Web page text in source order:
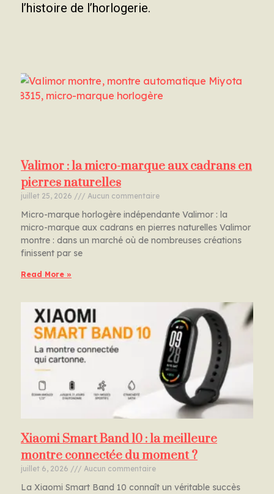
l’histoire de l’horlogerie.
Valimor : la micro-marque aux cadrans en
pierres naturelles
juillet 25, 2026 Aucun commentaire
Micro-marque horlogère indépendante Valimor : la
micro-marque aux cadrans en pierres naturelles Valimor
montre : dans un marché où de nombreuses créations
finissent par se
Read More »
Xiaomi Smart Band 10 : la meilleure
montre connectée du moment ?
juillet 6, 2026 Aucun commentaire
La Xiaomi Smart Band 10 connaît un véritable succès